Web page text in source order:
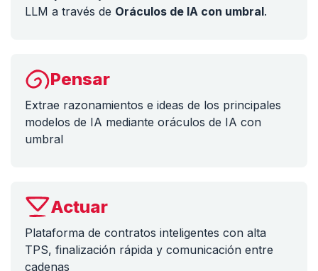
LLM a través de Oráculos de IA con umbral.
Pensar
Extrae razonamientos e ideas de los principales
modelos de IA mediante oráculos de IA con
umbral
Actuar
Plataforma de contratos inteligentes con alta
TPS, finalización rápida y comunicación entre
cadenas